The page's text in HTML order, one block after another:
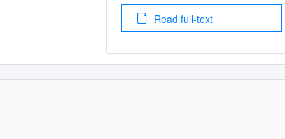
Read full-text